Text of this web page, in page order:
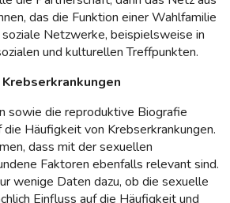
das die Funktion einer Wahlfamilie
Netzwerke, beispielsweise in
und kulturellen Treffpunkten.
sowie die reproduktive Biografie
die Häufigkeit von Krebserkrankungen.
dass mit der sexuellen
Faktoren ebenfalls relevant sind.
wenige Daten dazu, ob die sexuelle
Einfluss auf die Häufigkeit und